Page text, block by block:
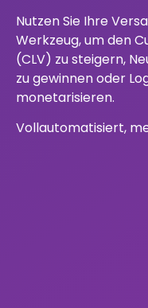
Nutzen Sie Ihre
Werkzeug, um den
(CLV) zu steigern,
zu gewinnen oder
monetarisieren.
Vollautomatisiert,